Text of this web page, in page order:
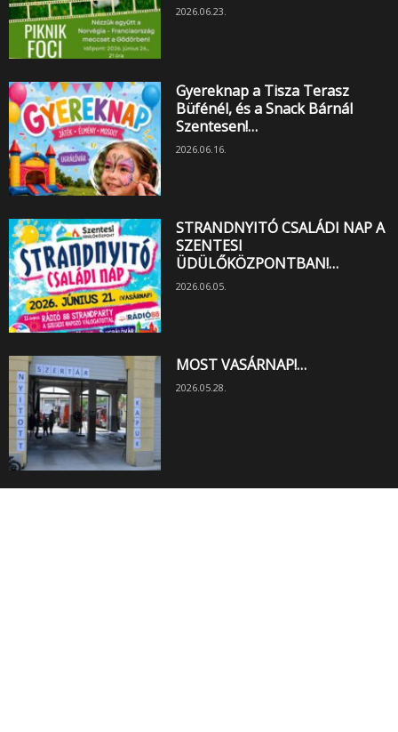
2026.06.23.
Gyereknap a Tisza Terasz
Büfénél, és a Snack Bárnál
Szentesen!…
2026.06.16.
STRANDNYITÓ CSALÁDI NAP A
SZENTESI
ÜDÜLŐKÖZPONTBAN!…
2026.06.05.
MOST VASÁRNAP!…
2026.05.28.